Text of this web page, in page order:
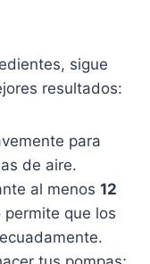
sigue
resultados:
para
de aire.
al menos 12
que los